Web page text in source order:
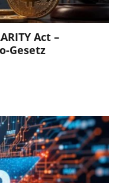
Act –
Gesetz